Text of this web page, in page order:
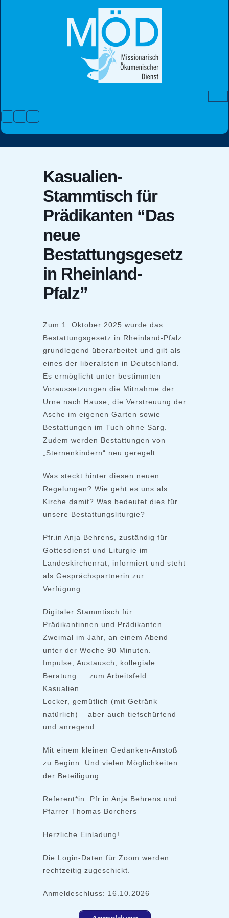
Facebook
Instagram
Youtube
Kasualien-
Stammtisch für
Prädikanten “Das
neue
Bestattungsgesetz
in Rheinland-
Pfalz”
Zum 1. Oktober 2025 wurde das
Bestattungsgesetz in Rheinland-Pfalz
grundlegend überarbeitet und gilt als
eines der liberalsten in Deutschland.
Es ermöglicht unter bestimmten
Voraussetzungen die Mitnahme der
Urne nach Hause, die Verstreuung der
Asche im eigenen Garten sowie
Bestattungen im Tuch ohne Sarg.
Zudem werden Bestattungen von
„Sternenkindern“ neu geregelt.
Was steckt hinter diesen neuen
Regelungen? Wie geht es uns als
Kirche damit? Was bedeutet dies für
unsere Bestattungsliturgie?
Pfr.in Anja Behrens, zuständig für
Gottesdienst und Liturgie im
Landeskirchenrat, informiert und steht
als Gesprächspartnerin zur
Verfügung.
Digitaler Stammtisch für
Prädikantinnen und Prädikanten.
Zweimal im Jahr, an einem Abend
unter der Woche 90 Minuten.
Impulse, Austausch, kollegiale
Beratung … zum Arbeitsfeld
Kasualien.
Locker, gemütlich (mit Getränk
natürlich) – aber auch tiefschürfend
und anregend.
Mit einem kleinen Gedanken-Anstoß
zu Beginn. Und vielen Möglichkeiten
der Beteiligung.
Referent*in: Pfr.in Anja Behrens und
Pfarrer Thomas Borchers
Herzliche Einladung!
Die Login-Daten für Zoom werden
rechtzeitig zugeschickt.
Anmeldeschluss: 16.10.2026